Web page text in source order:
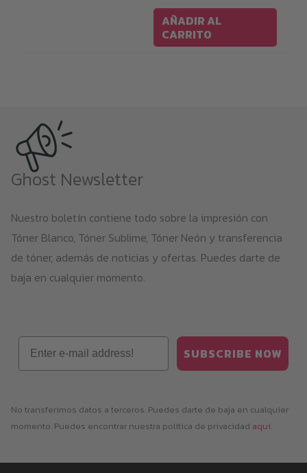
AÑADIR AL
CARRITO
Ghost Newsletter
Nuestro boletín contiene todo sobre la impresión con
Tóner Blanco, Tóner Sublime, Tóner Neón y transferencia
de tóner, además de noticias y ofertas. Puedes darte de
baja en cualquier momento.
Email
SUBSCRIBE NOW
No transferimos datos a terceros. Puedes darte de baja en cualquier
momento. Puedes encontrar nuestra política de privacidad aquí.